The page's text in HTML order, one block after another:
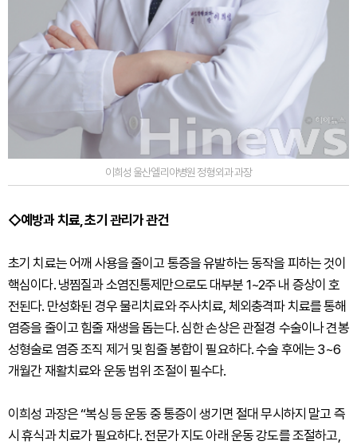
이희성 울산엘리야병원 정형외과 과장
◇예방과 치료, 초기 관리가 관건
초기 치료는 어깨 사용을 줄이고 통증을 유발하는 동작을 피하는 것이
핵심이다. 냉찜질과 소염진통제만으로도 대부분 1~2주 내 증상이 호
전된다. 만성화된 경우 물리치료와 주사치료, 체외충격파 치료를 통해
염증을 줄이고 힘줄 재생을 돕는다. 심한 손상은 관절경 수술이나 견봉
성형술로 염증 조직 제거 및 힘줄 봉합이 필요하다. 수술 후에는 3~6
개월간 재활치료와 운동 범위 조절이 필수다.
이희성 과장은 “복싱 등 운동 중 통증이 생기면 절대 무시하지 말고 즉
시 휴식과 치료가 필요하다. 전문가 지도 아래 운동 강도를 조절하고,